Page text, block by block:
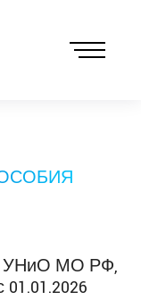
УНиО МО РФ,